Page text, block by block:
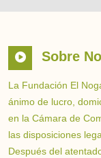
Sobre
La Fundación El
ánimo de lucro,
en la Cámara de
las disposiciones
Después del